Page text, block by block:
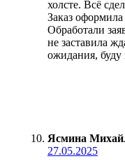
холсте. Всё
Заказ оформила
Обработали
не заставила
ожидания, буду
Ясмина
27.05.2025